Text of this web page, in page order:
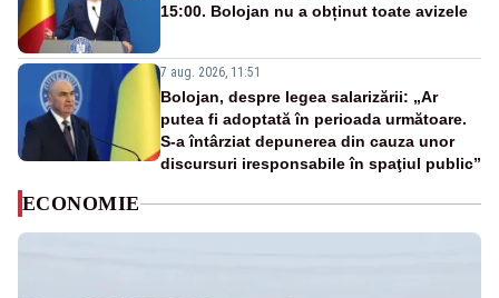
15:00. Bolojan nu a obținut toate avizele
7 aug. 2026, 11:51
Bolojan, despre legea salarizării: „Ar
putea fi adoptată în perioada următoare.
S-a întârziat depunerea din cauza unor
discursuri iresponsabile în spaţiul public”
ECONOMIE